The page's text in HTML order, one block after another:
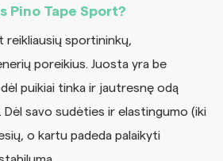
Pino Tape Sport?
reikliausių sportininkų,
poreikius. Juosta yra be
puikiai tinka ir jautresnę odą
savo sudėties ir elastingumo (iki
o kartu padeda palaikyti